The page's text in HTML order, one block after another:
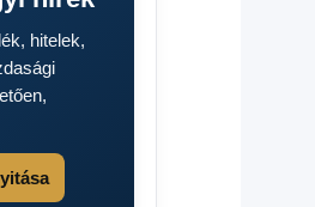
hitelek,